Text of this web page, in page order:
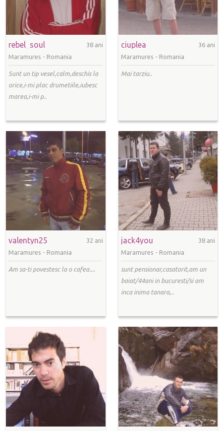
rebel_soul
38 ani
Maramures - Romania
Sunt un tip vesel,calm,deschis la
orice,i-mi plac drumetiile,iubesc
marea,i-mi p..
ciuplea
36 ani
Maramures - Romania
Mai tarziu..
valentyn25
32 ani
Maramures - Romania
Am sa-ti povestesc la o cafea....
jack4you
38 ani
Maramures - Romania
sunt pensionar,casatorit,am un
baiat/44ani in bucuresti/si am
inca inima tanara,..